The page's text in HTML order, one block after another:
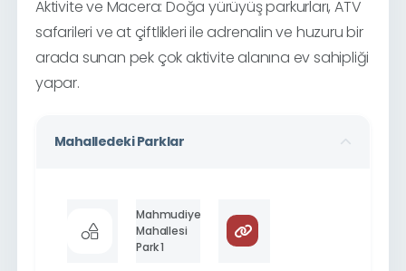
Aktivite ve Macera: Doğa yürüyüş parkurları, ATV
safarileri ve at çiftlikleri ile adrenalin ve huzuru bir
arada sunan pek çok aktivite alanına ev sahipliği
yapar.
Mahalledeki Parklar
Mahmudiye
Mahallesi
Park 1